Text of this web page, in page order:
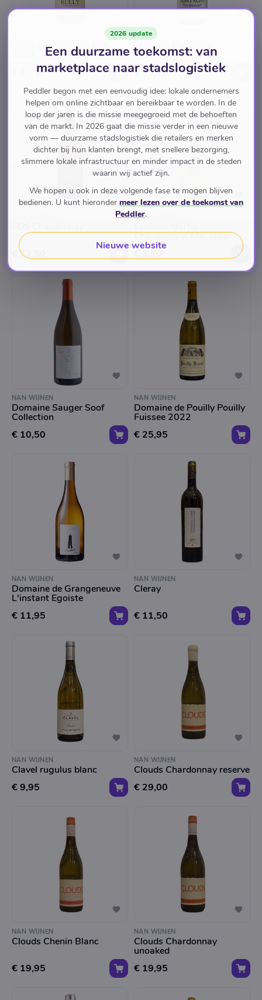
Francois Dallaines Rully
€ 47,50
NAN WIJNEN
Francois Dallaines
Montagny 1er cru
€ 39,95
€ 12,50
NAN WIJNEN
Chardonnay/ Macabeo
NAN WIJNEN
Domaine Sauger Soof
Collection
€ 10,50
NAN WIJNEN
Domaine de Pouilly Pouilly
Fuissee 2022
€ 25,95
NAN WIJNEN
Domaine de Grangeneuve
L'instant Egoiste
€ 11,95
NAN WIJNEN
Cleray
€ 11,50
NAN WIJNEN
Clavel rugulus blanc
€ 9,95
NAN WIJNEN
Clouds Chardonnay reserve
€ 29,00
NAN WIJNEN
Clouds Chenin Blanc
€ 19,95
NAN WIJNEN
Clouds Chardonnay
unoaked
€ 19,95
2026 update
Een duurzame toekomst: van
marketplace naar stadslogistiek
Peddler begon met een eenvoudig idee: lokale ondernemers
helpen om online zichtbaar en bereikbaar te worden. In de
loop der jaren is die missie meegegroeid met de behoeften
van de markt. In 2026 gaat die missie verder in een nieuwe
vorm — duurzame stadslogistiek die retailers en merken
dichter bij hun klanten brengt, met snellere bezorging,
slimmere lokale infrastructuur en minder impact in de steden
waarin wij actief zijn.
We hopen u ook in deze volgende fase te mogen blijven
bedienen. U kunt hieronder meer lezen over de toekomst van
Peddler.
Nieuwe website